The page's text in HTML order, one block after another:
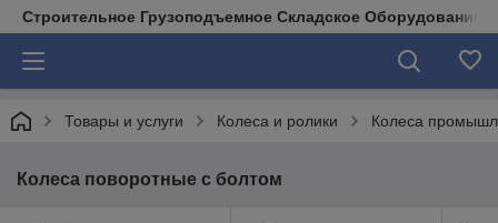
Строительное Грузоподъемное Складское Оборудование
Товары и услуги Колеса и ролики Колеса
Колеса поворотные с болтом